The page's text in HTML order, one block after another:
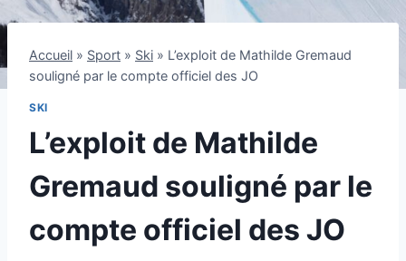
Accueil » Sport » Ski » L’exploit de Mathilde Gremaud
souligné par le compte officiel des JO
SKI
L’exploit de Mathilde
Gremaud souligné par le
compte officiel des JO